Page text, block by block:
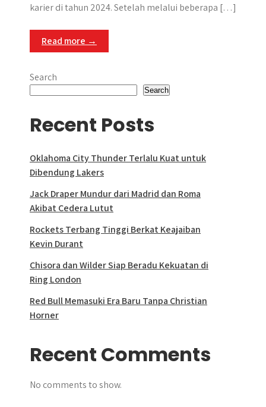
karier di tahun 2024. Setelah melalui beberapa […]
Read more →
Search
Search
Recent Posts
Oklahoma City Thunder Terlalu Kuat untuk
Dibendung Lakers
Jack Draper Mundur dari Madrid dan Roma
Akibat Cedera Lutut
Rockets Terbang Tinggi Berkat Keajaiban
Kevin Durant
Chisora dan Wilder Siap Beradu Kekuatan di
Ring London
Red Bull Memasuki Era Baru Tanpa Christian
Horner
Recent Comments
No comments to show.